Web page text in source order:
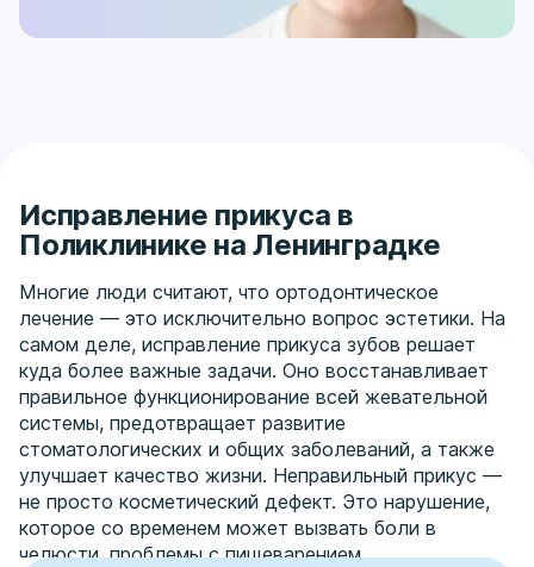
использованием современного оборудования и
индивидуального подхода. Мы понимаем, что
Исправление прикуса в
Поликлинике на Ленинградке
Многие люди считают, что ортодонтическое
лечение — это исключительно вопрос эстетики. На
самом деле, исправление прикуса зубов решает
куда более важные задачи. Оно восстанавливает
правильное функционирование всей жевательной
системы, предотвращает развитие
стоматологических и общих заболеваний, а также
улучшает качество жизни. Неправильный прикус —
не просто косметический дефект. Это нарушение,
которое со временем может вызвать боли в
челюсти, проблемы с пищеварением,